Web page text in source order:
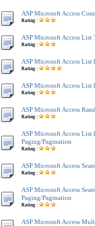
ASP Microsoft Access
Rating :
ASP Microsoft Access List
Rating :
ASP Microsoft Access List
Rating :
ASP Microsoft Access List
Rating :
ASP Microsoft Access
Rating :
ASP Microsoft Access List
Paging/Pagination
Rating :
ASP Microsoft Access
Rating :
ASP Microsoft Access
Paging/Pagination
Rating :
ASP Microsoft Access